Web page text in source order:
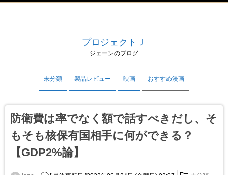
プロジェクトＪ
ジェーンのブログ
未分類 製品レビュー 映画 おすすめ漫画
防衛費は率でなく額で話すべきだし、そ
もそも核保有国相手に何ができる？
【GDP2%論】